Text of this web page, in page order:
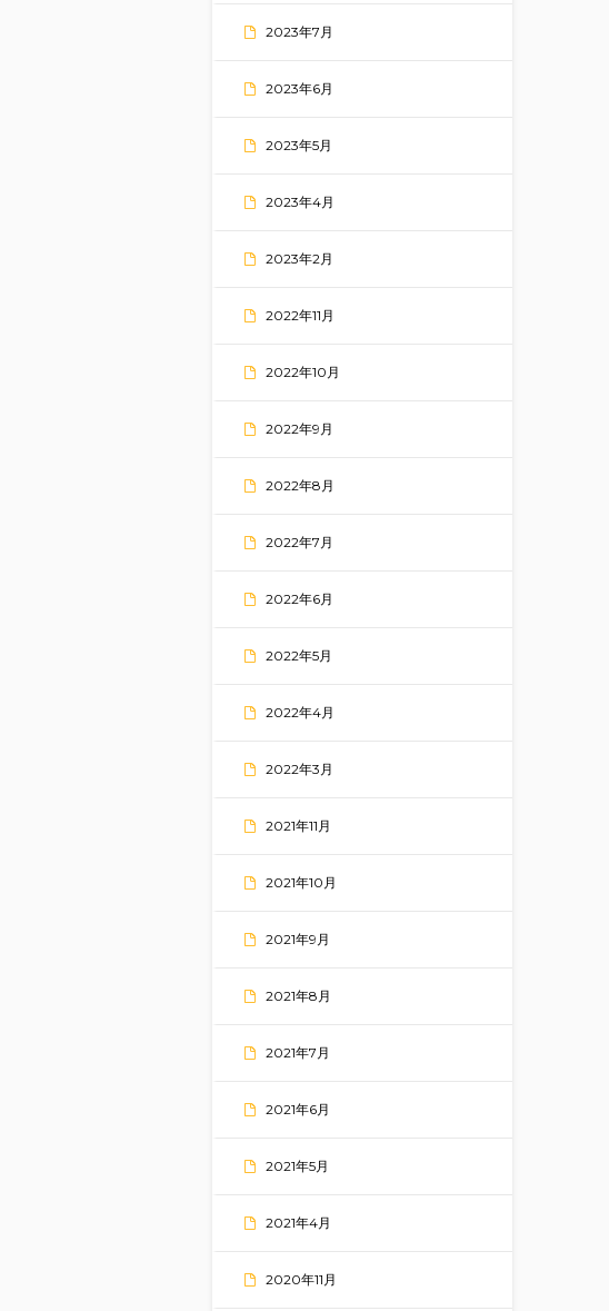
2023年7月
2023年6月
2023年5月
2023年4月
2023年2月
2022年11月
2022年10月
2022年9月
2022年8月
2022年7月
2022年6月
2022年5月
2022年4月
2022年3月
2021年11月
2021年10月
2021年9月
2021年8月
2021年7月
2021年6月
2021年5月
2021年4月
2020年11月